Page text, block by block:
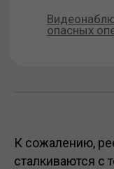
К сожалению,
сталкиваются с